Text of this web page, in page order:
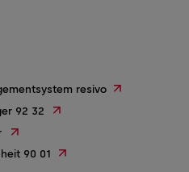
resivo
92 32
90 01